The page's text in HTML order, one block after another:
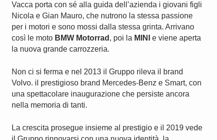
Vacca porta con sé alla guida dell’azienda i giovani figli
Nicola e Gian Mauro, che nutrono la stessa passione
per i motori e sono mossi dalla stessa grinta. Arrivano
così le moto BMW Motorrad , poi la MINI
e viene aperta
la nuova grande carrozzeria.
Non ci si ferma e nel 2013 il Gruppo rileva il brand
Volvo. il prestigioso brand Mercedes-Benz e Smart, con
una spettacolare inaugurazione che persiste ancora
nella memoria di tanti.
La crescita prosegue insieme al prestigio e il 2019 vede